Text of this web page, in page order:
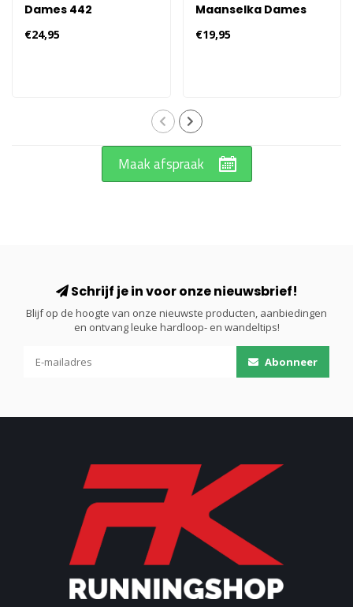
Dames 442
€24,95
Maanselka Dames
740
€19,95
Maak afspraak
Schrijf je in voor onze nieuwsbrief!
Blijf op de hoogte van onze nieuwste producten, aanbiedingen
en ontvang leuke hardloop- en wandeltips!
Abonneer